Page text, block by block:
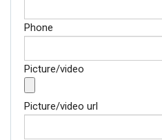
Phone
Picture/video
Picture/video url